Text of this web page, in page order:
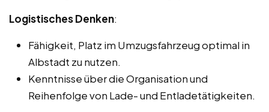
Logistisches Denken:
Fähigkeit, Platz im Umzugsfahrzeug optimal in
Albstadt zu nutzen.
Kenntnisse über die Organisation und
Reihenfolge von Lade- und Entladetätigkeiten.